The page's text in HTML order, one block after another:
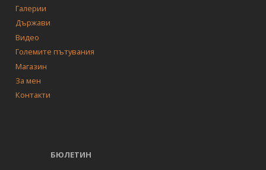
Галерии
Държави
Видео
Големите пътувания
Магазин
За мен
Контакти
БЮЛЕТИН